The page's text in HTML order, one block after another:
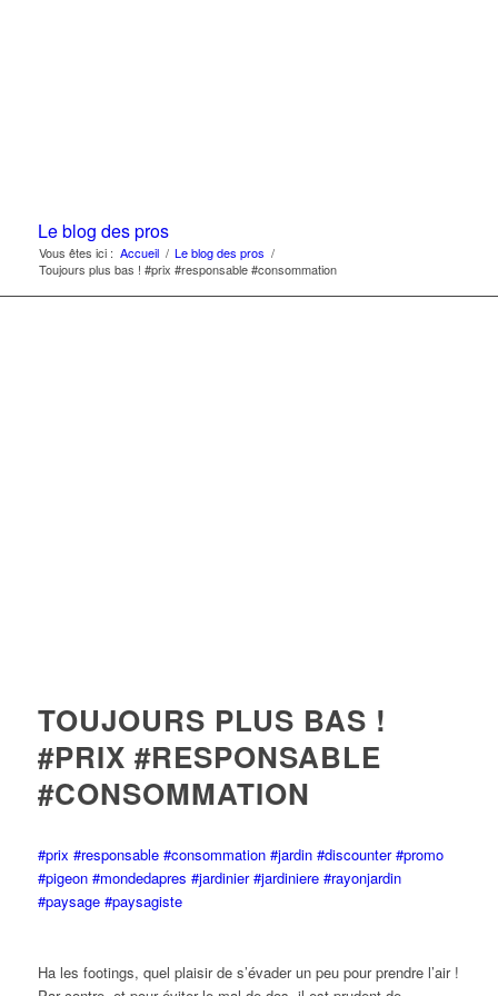
Le blog des pros
Vous êtes ici : Accueil / Le blog des pros /
Toujours plus bas ! #prix #responsable #consommation
TOUJOURS PLUS BAS !
#PRIX #RESPONSABLE
#CONSOMMATION
#prix #responsable #consommation #jardin #discounter #promo
#pigeon #mondedapres #jardinier #jardiniere #rayonjardin
#paysage #paysagiste
Ha les footings, quel plaisir de s’évader un peu pour prendre l’air !